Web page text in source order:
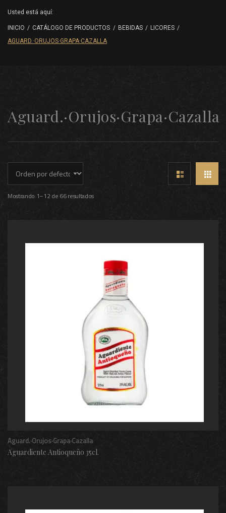
Usted está aquí:
INICIO / CATÁLOGO DE PRODUCTOS / BEBIDAS / LICORES /
AGUARD.·ORUJOS·GRAPA·CAZALLA
Aguard.·Orujos·Grapa·Cazalla
Mostrando 1–12 de 66 resultados
Aguard.·Orujos·Grapa·Cazalla
Aguardiente Antioqueño 35cl.